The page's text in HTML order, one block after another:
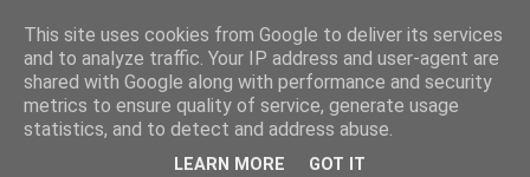
www.metinpena.gr
This site uses cookies from Google to deliver its services
and to analyze traffic. Your IP address and user-agent are
shared with Google along with performance and security
metrics to ensure quality of service, generate usage
statistics, and to detect and address abuse.
LEARN MORE GOT IT